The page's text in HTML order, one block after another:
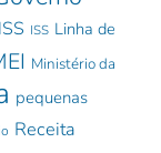
ISS Linha de
Ministério da
pequenas
Receita